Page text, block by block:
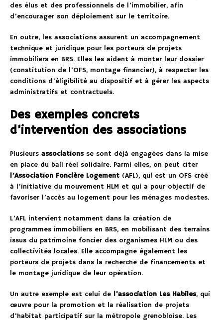
des élus et des professionnels de l’immobilier, afin
d’encourager son déploiement sur le territoire.
En outre, les associations assurent un accompagnement
technique et juridique pour les porteurs de projets
immobiliers en BRS. Elles les aident à monter leur dossier
(constitution de l’OFS, montage financier), à respecter les
conditions d’éligibilité au dispositif et à gérer les aspects
administratifs et contractuels.
Des exemples concrets
d’intervention des associations
Plusieurs associationsse sont déjà engagées dans la mise
en place du bail réel solidaire. Parmi elles, on peut citer
l’Association Foncière Logement (AFL), qui est un OFS créé
à l’initiative du mouvement HLM et qui a pour objectif de
favoriser l’accès au logement pour les ménages modestes.
L’AFL intervient notamment dans la création de
programmes immobiliers en BRS, en mobilisant des terrains
issus du patrimoine foncier des organismes HLM ou des
collectivités locales. Elle accompagne également les
porteurs de projets dans la recherche de financements et
le montage juridique de leur opération.
Un autre exemple est celui de l’association Les Habiles, qui
œuvre pour la promotion et la réalisation de projets
d’habitat participatif sur la métropole grenobloise. Les